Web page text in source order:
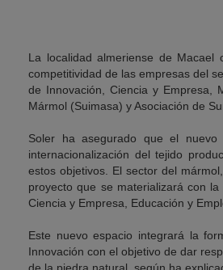
La localidad almeriense de Macael
competitividad de las empresas del
de Innovación, Ciencia y Empresa,
Mármol (Suimasa) y Asociación de
Soler ha asegurado que el
internacionalización del tejido
estos objetivos. El sector del
proyecto que se materializará con
Ciencia y Empresa, Educación y
Este nuevo espacio integrará la
Innovación con el objetivo de dar